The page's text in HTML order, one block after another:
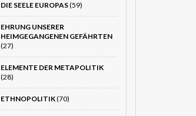
DIE SEELE EUROPAS(59)
EHRUNG UNSERER
HEIMGEGANGENEN GEFÄHRTEN
(27)
ELEMENTE DER METAPOLITIK
(28)
ETHNOPOLITIK(70)